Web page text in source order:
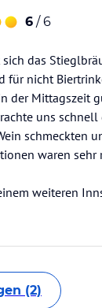
6 / 6
das
für nicht
der Mittagszeit
uns
schmeckten
waren
weiteren
(2)